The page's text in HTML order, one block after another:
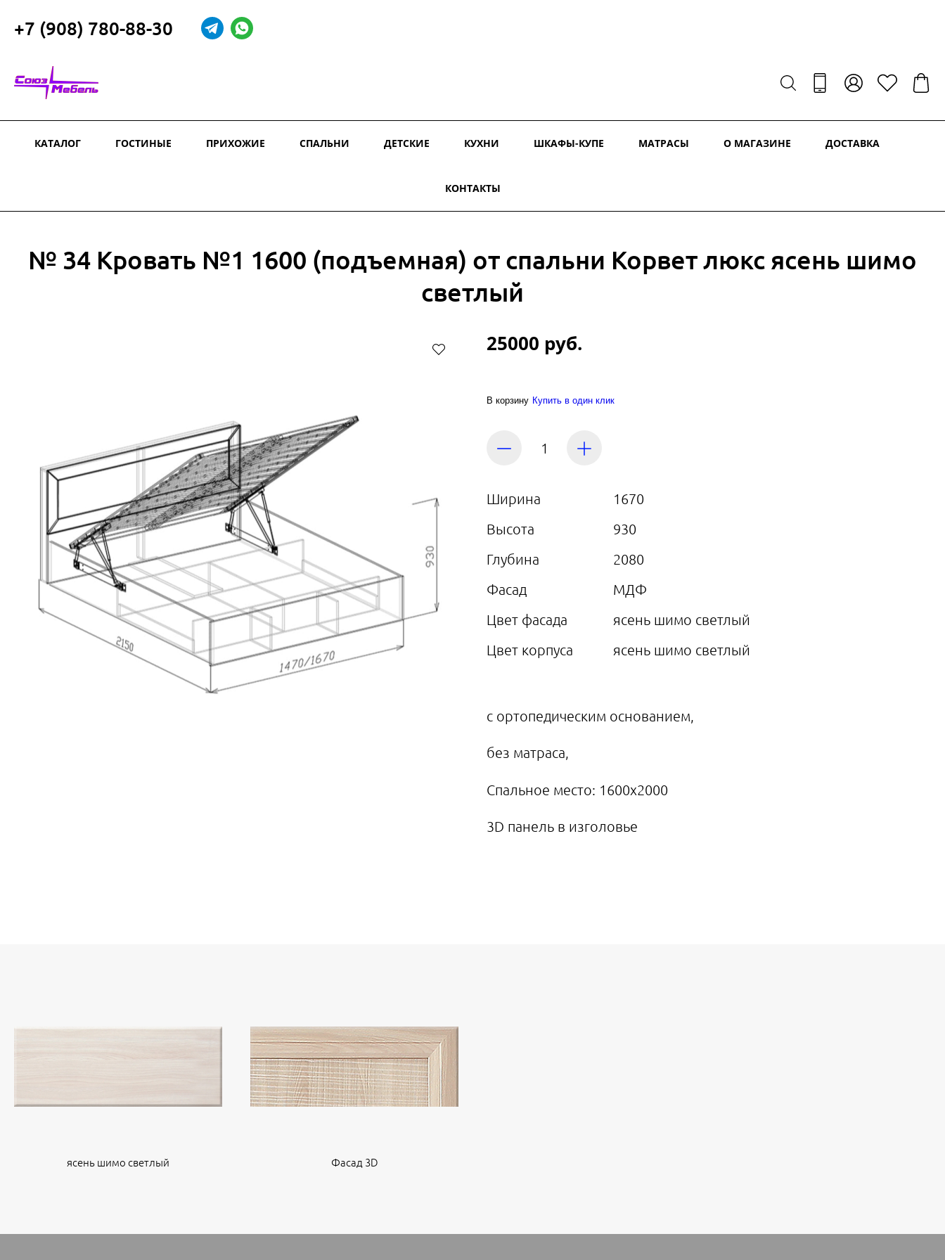
+7 (908) 780-88-30
КАТАЛОГ ГОСТИНЫЕ ПРИХОЖИЕ СПАЛЬНИ ДЕТСКИЕ КУХНИ ШКАФЫ-КУПЕ МАТРАСЫ О МАГАЗИНЕ ДОСТАВКА
КОНТАКТЫ
№ 34 Кровать №1 1600 (подъемная) от спальни Корвет люкс ясень шимо
светлый
25000 руб.
В корзину Купить в один клик
Ширина
1670
Высота
930
Глубина
2080
Фасад
МДФ
Цвет фасада
ясень шимо светлый
Цвет корпуса
ясень шимо светлый
с ортопедическим основанием,
без матраса,
Спальное место: 1600х2000
3D панель в изголовье
ясень шимо светлый Фасад 3D